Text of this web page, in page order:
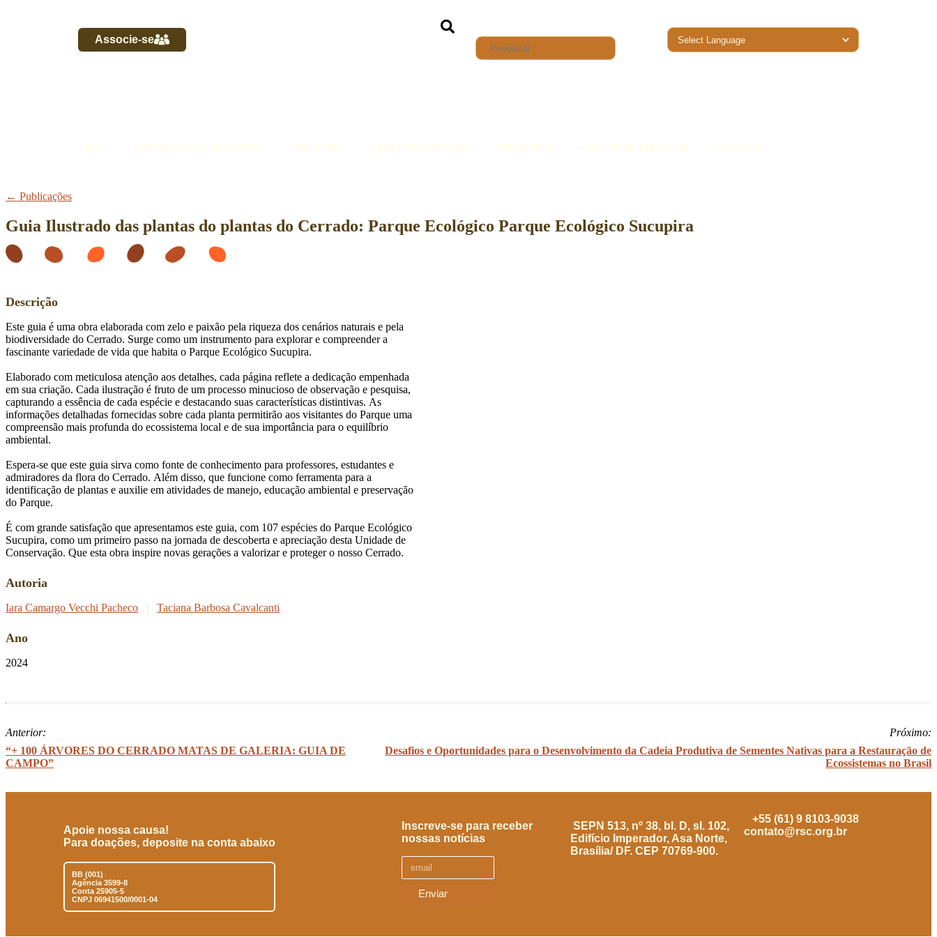
Associe-se
← Publicações
Guia Ilustrado das plantas do plantas do Cerrado: Parque Ecológico Parque Ecológico Sucupira
Descrição
Este guia é uma obra elaborada com zelo e paixão pela riqueza dos cenários naturais e pela
biodiversidade do Cerrado. Surge como um instrumento para explorar e compreender a
fascinante variedade de vida que habita o Parque Ecológico Sucupira.
Elaborado com meticulosa atenção aos detalhes, cada página reflete a dedicação empenhada
em sua criação. Cada ilustração é fruto de um processo minucioso de observação e pesquisa,
capturando a essência de cada espécie e destacando suas características distintivas. As
informações detalhadas fornecidas sobre cada planta permitirão aos visitantes do Parque uma
compreensão mais profunda do ecossistema local e de sua importância para o equilíbrio
ambiental.
Espera-se que este guia sirva como fonte de conhecimento para professores, estudantes e
admiradores da flora do Cerrado. Além disso, que funcione como ferramenta para a
identificação de plantas e auxilie em atividades de manejo, educação ambiental e preservação
do Parque.
É com grande satisfação que apresentamos este guia, com 107 espécies do Parque Ecológico
Sucupira, como um primeiro passo na jornada de descoberta e apreciação desta Unidade de
Conservação. Que esta obra inspire novas gerações a valorizar e proteger o nosso Cerrado.
Autoria
Iara Camargo Vecchi Pacheco | Taciana Barbosa Cavalcanti
Ano
2024
Anterior:
“+ 100 ÁRVORES DO CERRADO MATAS DE GALERIA: GUIA DE
CAMPO”
Próximo:
Desafios e Oportunidades para o Desenvolvimento da Cadeia Produtiva de Sementes Nativas para a Restauração de
Ecossistemas no Brasil
Apoie nossa causa!
Para doações, deposite na conta abaixo
BB (001)
Agência 3599-8
Conta 25905-5
CNPJ 06941500/0001-04
Enviar
Inscreve-se para receber
nossas notícias
SEPN 513, nº 38, bl. D, sl. 102,
Edifício Imperador, Asa Norte,
Brasília/ DF. CEP 70769-900.
+55 (61) 9 8103-9038
contato@rsc.org.br